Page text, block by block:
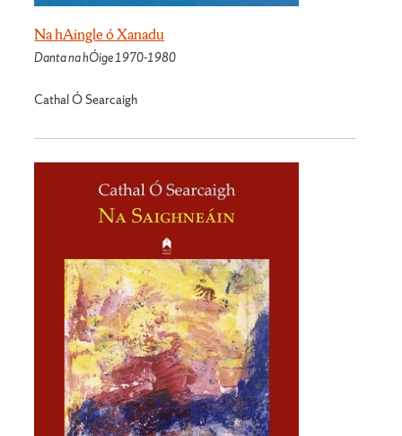
Na hAingle ó Xanadu
Danta na hÓige 1970-1980
Cathal Ó Searcaigh